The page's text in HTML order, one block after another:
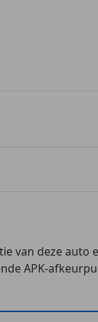
van deze auto
APK-